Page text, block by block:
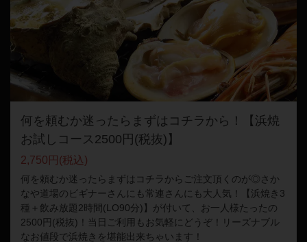
何を頼むか迷ったらまずはコチラから！【浜焼
お試しコース2500円(税抜)】
2,750円 (税込)
何を頼むか迷ったらまずはコチラからご注文頂くのが◎さか
なや道場のビギナーさんにも常連さんにも大人気！【浜焼き3
種＋飲み放題2時間(LO90分)】が付いて、お一人様たったの
2500円(税抜)！当日ご利用もお気軽にどうぞ！リーズナブル
なお値段で浜焼きを堪能出来ちゃいます！